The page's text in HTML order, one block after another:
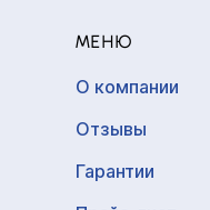
МЕНЮ
О компании
Отзывы
Гарантии